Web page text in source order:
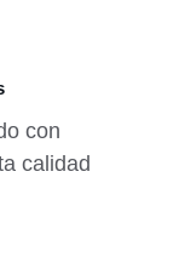
con
calidad